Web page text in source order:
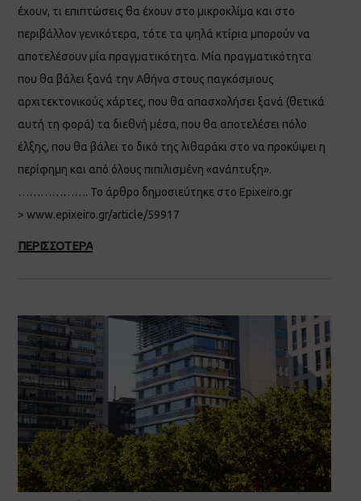
έχουν, τι επιπτώσεις θα έχουν στο μικροκλίμα και στο
περιβάλλον γενικότερα, τότε τα ψηλά κτίρια μπορούν να
αποτελέσουν μία πραγματικότητα. Μία πραγματικότητα
που θα βάλει ξανά την Αθήνα στους παγκόσμιους
αρχιτεκτονικούς χάρτες, που θα απασχολήσει ξανά (θετικά
αυτή τη φορά) τα διεθνή μέσα, που θα αποτελέσει πόλο
έλξης, που θα βάλει το δικό της λιθαράκι στο να προκύψει η
περίφημη και από όλους πιπιλισμένη «ανάπτυξη».
………………. Το άρθρο δημοσιεύτηκε στο Epixeiro.gr
> www.epixeiro.gr/article/59917
ΠΕΡΙΣΣΟΤΕΡΑ